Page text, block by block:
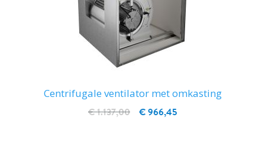
Centrifugale ventilator met omkasting
€ 966,45
€ 1.137,00